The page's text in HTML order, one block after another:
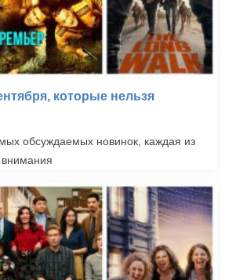
Калифорния
(2007-2014)
которые нельзя
обсуждаемых новинок, каждая из
внимания